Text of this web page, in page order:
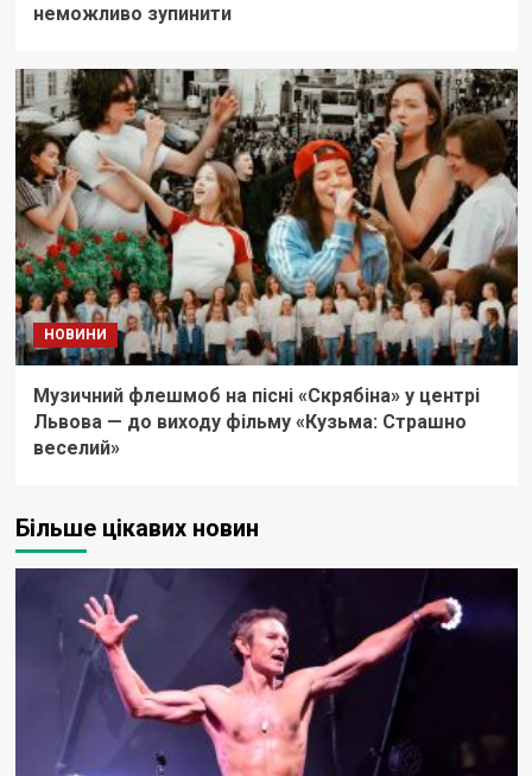
неможливо зупинити
НОВИНИ
Музичний флешмоб на пісні «Скрябіна» у центрі
Львова — до виходу фільму «Кузьма: Страшно
веселий»
Більше цікавих новин